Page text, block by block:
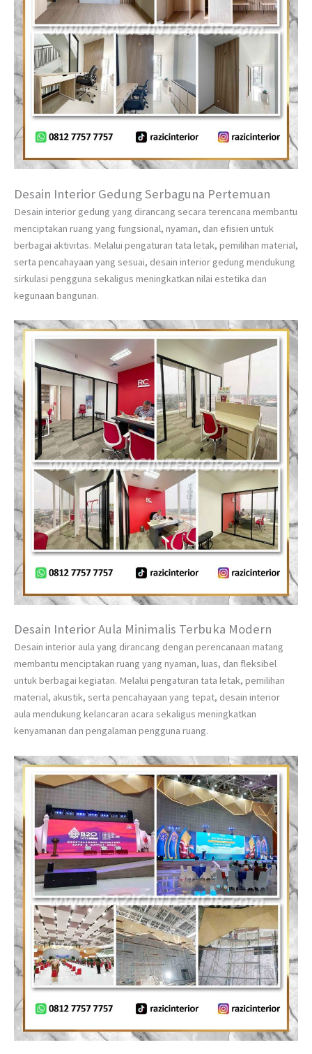
Desain Interior Gedung Serbaguna Pertemuan
Desain interior gedung yang dirancang secara terencana membantu
menciptakan ruang yang fungsional, nyaman, dan efisien untuk
berbagai aktivitas. Melalui pengaturan tata letak, pemilihan material,
serta pencahayaan yang sesuai, desain interior gedung mendukung
sirkulasi pengguna sekaligus meningkatkan nilai estetika dan
kegunaan bangunan.
Desain Interior Aula Minimalis Terbuka Modern
Desain interior aula yang dirancang dengan perencanaan matang
membantu menciptakan ruang yang nyaman, luas, dan fleksibel
untuk berbagai kegiatan. Melalui pengaturan tata letak, pemilihan
material, akustik, serta pencahayaan yang tepat, desain interior
aula mendukung kelancaran acara sekaligus meningkatkan
kenyamanan dan pengalaman pengguna ruang.